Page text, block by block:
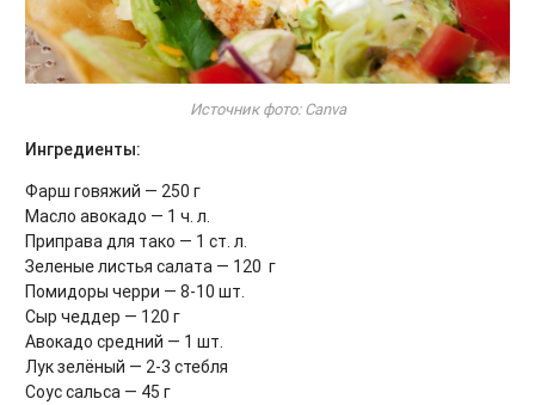
Источник фото: Canva
Ингредиенты:
Фарш говяжий — 250 г
Масло авокадо — 1 ч. л.
Приправа для тако — 1 ст. л.
Зеленые листья салата — 120 г
Помидоры черри — 8-10 шт.
Сыр чеддер — 120 г
Авокадо средний — 1 шт.
Лук зелёный — 2-3 стебля
Соус сальса — 45 г